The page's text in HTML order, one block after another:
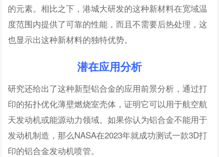
的元素。相比之下，港城大研发的这种新材料在宽域温
度范围内提供了可靠的性能，而且不需要后热处理，这
也显示出这种新材料的独特优势。
潜在应用分析
研究还给出了这种新型铝合金的应用前景分析，通过打
印的拓扑优化薄壁燃烧室壳体，证明它可以用于航空航
天发动机或能源动力领域。如果你认为铝合金不能用于
发动机制造，那么NASA在2023年就成功测试一款3D打
印的铝合金发动机喷管。